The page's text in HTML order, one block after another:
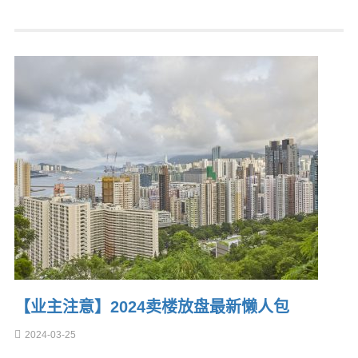
【业主注意】2024卖楼放盘最新懒人包
2024-03-25